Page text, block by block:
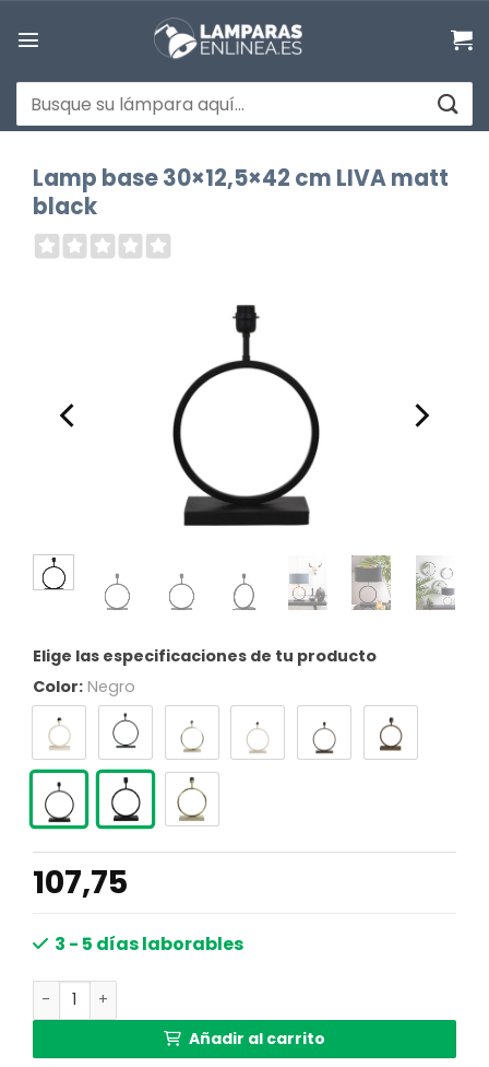
Buscar
por:
Lamp base 30×12,5×42 cm LIVA matt
black
Elige las especificaciones de tu producto
Color: Negro
107,75
3 - 5 días laborables
Lamp base 30x12,5x42 cm LIVA matt black cantidad
Añadir al carrito